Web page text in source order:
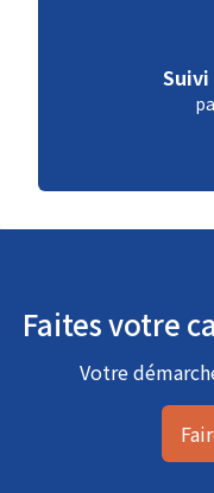
Faites votre
Votre